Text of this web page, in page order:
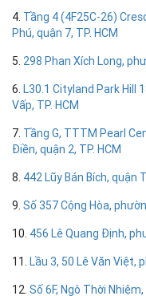
4. Tầng 4 (4F25C-26)
Phú, quận 7, TP. HCM
5. 298 Phan Xích Long,
6. L30.1 Cityland Park Hill
Vấp, TP. HCM
7. Tầng G, TTTM Pearl
Điền, quận 2, TP. HCM
8. 442 Lũy Bán Bích, quận
9. Số 357 Cộng Hòa,
10. 456 Lê Quang Định,
11. Lầu 3, 50 Lê Văn Việt,
12. Số 6F, Ngô Thời